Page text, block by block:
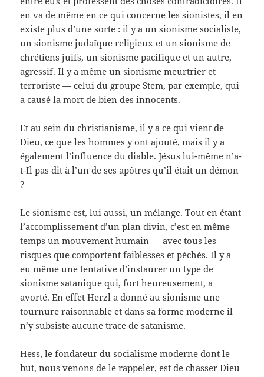
en va de même en ce qui concerne les sionistes, il en
existe plus d’une sorte : il y a un sionisme socialiste,
un sionisme judaïque religieux et un sionisme de
chrétiens juifs, un sionisme pacifique et un autre,
agressif. Il y a même un sionisme meurtrier et
terroriste — celui du groupe Stem, par exemple, qui
a causé la mort de bien des innocents.
Et au sein du christianisme, il y a ce qui vient de
Dieu, ce que les hommes y ont ajouté, mais il y a
également l’influence du diable. Jésus lui-même n’a-
t-Il pas dit à l’un de ses apôtres qu’il était un démon
?
Le sionisme est, lui aussi, un mélange. Tout en étant
l’accomplissement d’un plan divin, c’est en même
temps un mouvement humain — avec tous les
risques que comportent faiblesses et péchés. Il y a
eu même une tentative d’instaurer un type de
sionisme satanique qui, fort heureusement, a
avorté. En effet Herzl a donné au sionisme une
tournure raisonnable et dans sa forme moderne il
n’y subsiste aucune trace de satanisme.
Hess, le fondateur du socialisme moderne dont le
but, nous venons de le rappeler, est de chasser Dieu